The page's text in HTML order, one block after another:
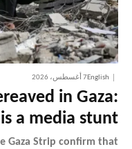
English7 أغسطس، 2026
in Gaza:
a media stunt
Gaza Strip confirm that